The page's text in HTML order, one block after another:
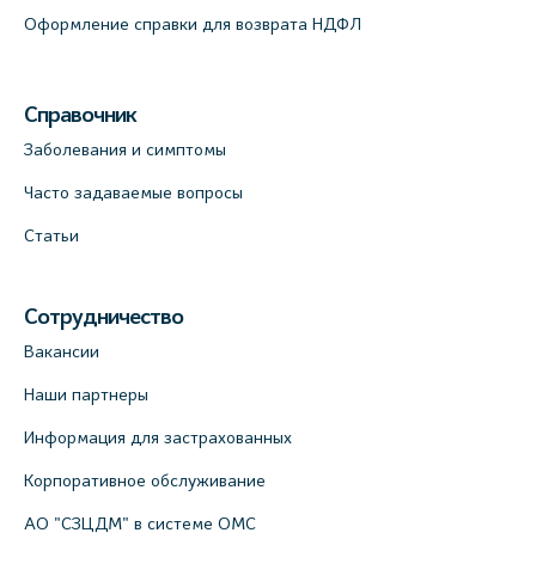
Оформление справки для возврата НДФЛ
Справочник
Заболевания и симптомы
Часто задаваемые вопросы
Статьи
Сотрудничество
Вакансии
Наши партнеры
Информация для застрахованных
Корпоративное обслуживание
АО "СЗЦДМ" в системе ОМС